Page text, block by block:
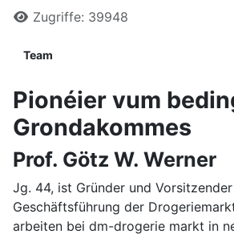
Zugriffe: 39948
Team
Pionéier vum
Grondakommes
Prof. Götz W. Werner
Jg. 44, ist Gründer und
Geschäftsführung der
arbeiten bei dm-drogerie markt in